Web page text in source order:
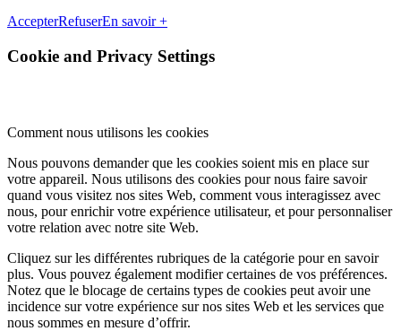
AccepterRefuserEn savoir +
Cookie and Privacy Settings
Comment nous utilisons les cookies
Nous pouvons demander que les cookies soient mis en place sur
votre appareil. Nous utilisons des cookies pour nous faire savoir
quand vous visitez nos sites Web, comment vous interagissez avec
nous, pour enrichir votre expérience utilisateur, et pour personnaliser
votre relation avec notre site Web.
Cliquez sur les différentes rubriques de la catégorie pour en savoir
plus. Vous pouvez également modifier certaines de vos préférences.
Notez que le blocage de certains types de cookies peut avoir une
incidence sur votre expérience sur nos sites Web et les services que
nous sommes en mesure d’offrir.